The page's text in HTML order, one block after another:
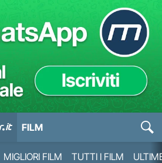
FILM
MIGLIORI FILM TUTTI I FILM